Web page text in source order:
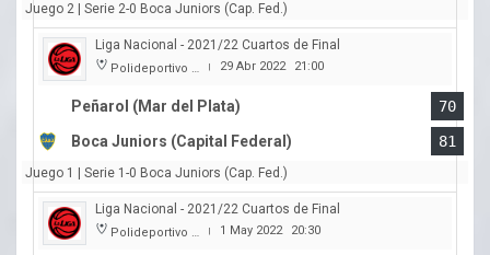
Juego 2 | Serie 2-0 Boca Juniors (Cap. Fed.)
Liga Nacional - 2021/22 Cuartos de Final
Polideportivo Islas Malvinas | 29 Abr 2022 21:00
Peñarol (Mar del Plata)
70
Boca Juniors (Capital Federal)
81
Juego 1 | Serie 1-0 Boca Juniors (Cap. Fed.)
Liga Nacional - 2021/22 Cuartos de Final
Polideportivo Islas Malvinas | 1 May 2022 20:30